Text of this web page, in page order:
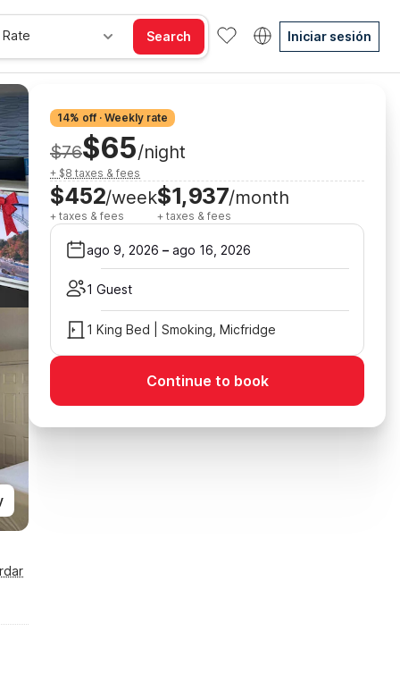
Search Iniciar sesión
14% off · Weekly rate
$76$65/night
+ $8 taxes & fees
$452/week
+ taxes & fees
$1,937/month
+ taxes & fees
ago 9, 2026 – ago 16, 2026
1 Guest
1 King Bed | Smoking, Micfridge
Continue to book